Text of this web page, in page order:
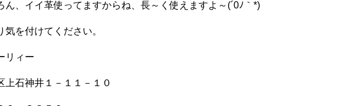
ん、イイ革使ってますからね、長～く使えますよ～(´0ﾉ｀*)
気を付けてください。
リィー
上石神井１－１１－１０